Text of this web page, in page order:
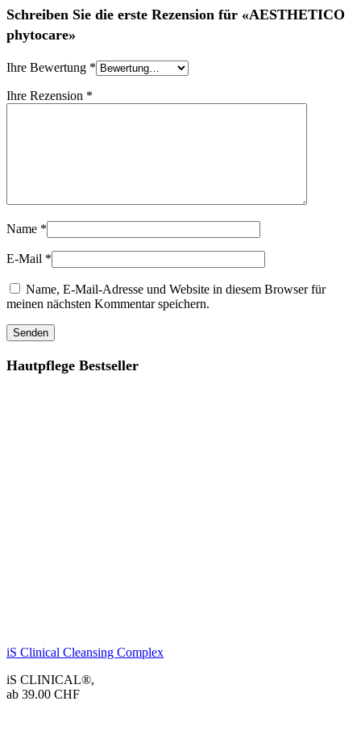
Schreiben Sie die erste Rezension für «AESTHETICO
phytocare»
Ihre Bewertung *
Ihre Rezension *
Name *
E-Mail *
Name, E-Mail-Adresse und Website in diesem Browser für
meinen nächsten Kommentar speichern.
Hautpflege Bestseller
iS Clinical Cleansing Complex
iS CLINICAL®,
ab 39.00 CHF